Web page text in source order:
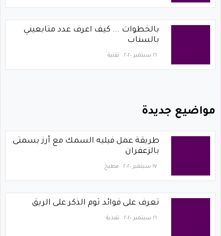
بالخطوات ... كيف اعرف عدد متابعيني
بالسناب
١٦ سبتمبر ٢٠٢٠ تقنية
مواضيع جديدة
طريقة عمل فيليه السمك مع أرز بسمتى
بالزعفران
١٧ سبتمبر ٢٠٢٠ مطبخ
تعرف على فوائد ثوم الذكر على الريق
١٦ سبتمبر ٢٠٢٠ تغذية